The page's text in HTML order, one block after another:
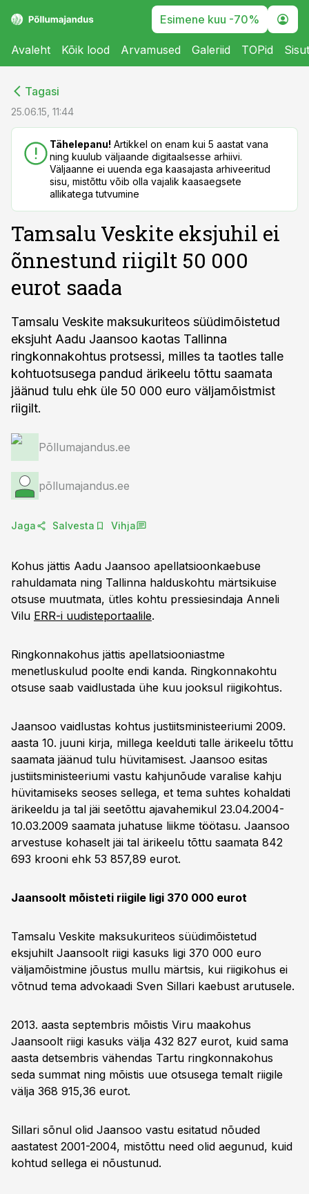
Esimene kuu -70%
Avaleht Kõik lood Arvamused Galeriid TOPid
Tagasi
25.06.15, 11:44
Tähelepanu! Artikkel on enam kui 5 aastat vana
ning kuulub väljaande digitaalsesse arhiivi.
Väljaanne ei uuenda ega kaasajasta arhiveeritud
sisu, mistõttu võib olla vajalik kaasaegsete
allikatega tutvumine
Tamsalu Veskite eksjuhil ei
õnnestund riigilt 50 000
eurot saada
Tamsalu Veskite maksukuriteos süüdimõistetud
eksjuht Aadu Jaansoo kaotas Tallinna
ringkonnakohtus protsessi, milles ta taotles talle
kohtuotsusega pandud ärikeelu tõttu saamata
jäänud tulu ehk üle 50 000 euro väljamõistmist
riigilt.
Põllumajandus.ee
põllumajandus.ee
Jaga Salvesta Vihja
Kohus jättis Aadu Jaansoo apellatsioonkaebuse
rahuldamata ning Tallinna halduskohtu märtsikuise
otsuse muutmata, ütles kohtu pressiesindaja Anneli
Vilu ERR-i uudisteportaalile.
Ringkonnakohus jättis apellatsiooniastme
menetluskulud poolte endi kanda. Ringkonnakohtu
otsuse saab vaidlustada ühe kuu jooksul riigikohtus.
Jaansoo vaidlustas kohtus justiitsministeeriumi 2009.
aasta 10. juuni kirja, millega keelduti talle ärikeelu tõttu
saamata jäänud tulu hüvitamisest. Jaansoo esitas
justiitsministeeriumi vastu kahjunõude varalise kahju
hüvitamiseks seoses sellega, et tema suhtes kohaldati
ärikeeldu ja tal jäi seetõttu ajavahemikul 23.04.2004-
10.03.2009 saamata juhatuse liikme töötasu. Jaansoo
arvestuse kohaselt jäi tal ärikeelu tõttu saamata 842
693 krooni ehk 53 857,89 eurot.
Jaansoolt mõisteti riigile ligi 370 000 eurot
Tamsalu Veskite maksukuriteos süüdimõistetud
eksjuhilt Jaansoolt riigi kasuks ligi 370 000 euro
väljamõistmine jõustus mullu märtsis, kui riigikohus ei
võtnud tema advokaadi Sven Sillari kaebust arutusele.
2013. aasta septembris mõistis Viru maakohus
Jaansoolt riigi kasuks välja 432 827 eurot, kuid sama
aasta detsembris vähendas Tartu ringkonnakohus
seda summat ning mõistis uue otsusega temalt riigile
välja 368 915,36 eurot.
Sillari sõnul olid Jaansoo vastu esitatud nõuded
aastatest 2001-2004, mistõttu need olid aegunud, kuid
kohtud sellega ei nõustunud.